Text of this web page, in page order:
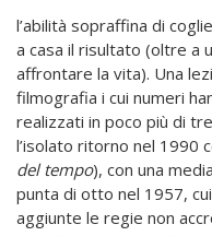
l’abilità sopraffina di
a casa il risultato (oltre a
affrontare la vita). Una
filmografia i cui numeri
realizzati in poco più di
l’isolato ritorno nel 1990
del tempo), con una
punta di otto nel 1957,
aggiunte le regie non